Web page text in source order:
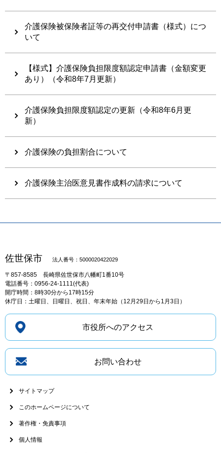
介護保険被保険者証等の再交付申請書（様式）につ
いて
【様式】介護保険負担限度額認定申請書（金額変更
あり）（令和8年7月更新）
介護保険負担限度額認定の更新（令和8年6月更
新）
介護保険の負担割合について
介護保険主治医意見書作成料の請求について
佐世保市 法人番号：5000020422029
〒857-8585 長崎県佐世保市八幡町1番10号
電話番号：0956-24-1111(代表)
開庁時間：8時30分から17時15分
休庁日：土曜日、日曜日、祝日、年末年始（12月29日から1月3日）
市役所へのアクセス
お問い合わせ
サイトマップ
このホームページについて
著作権・免責事項
個人情報